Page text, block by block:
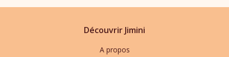
Découvrir Jimini
A propos